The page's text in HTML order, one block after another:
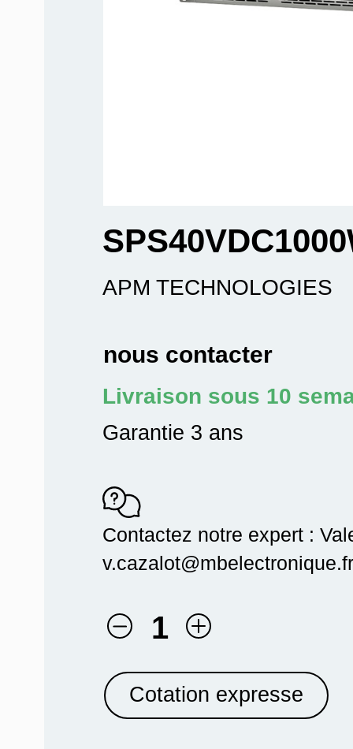
APM TECHNOLOGIES
nous contacter
Livraison sous 10
Garantie 3 ans
Contactez notre expert :
1
Cotation expresse